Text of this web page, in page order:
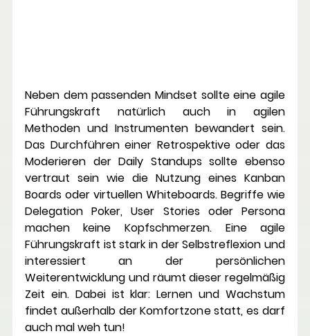
Neben dem passenden Mindset sollte eine agile
Führungskraft natürlich auch in agilen
Methoden und Instrumenten bewandert sein.
Das Durchführen einer Retrospektive oder das
Moderieren der Daily Standups sollte ebenso
vertraut sein wie die Nutzung eines Kanban
Boards oder virtuellen Whiteboards. Begriffe wie
Delegation Poker, User Stories oder Persona
machen keine Kopfschmerzen. Eine agile
Führungskraft ist stark in der Selbstreflexion und
interessiert an der persönlichen
Weiterentwicklung und räumt dieser regelmäßig
Zeit ein. Dabei ist klar: Lernen und Wachstum
findet außerhalb der Komfortzone statt, es darf
auch mal weh tun!